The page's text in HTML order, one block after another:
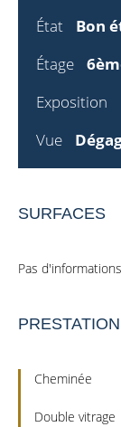
État
Bon
Étage
Exposition
Vue
SURFACES
Pas
Cheminée
Double vitrage